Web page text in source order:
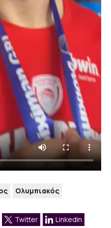
Ολυμπιακός
Twitter
Linkedin